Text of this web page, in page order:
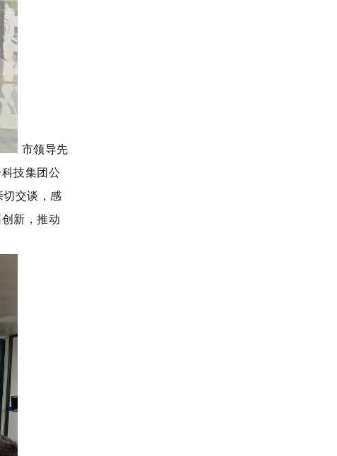
市领导先
技集团公
交谈，感
新，推动